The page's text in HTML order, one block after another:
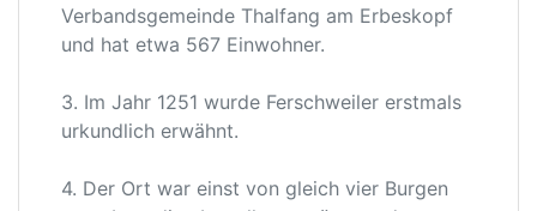
Verbandsgemeinde Thalfang am Erbeskopf
und hat etwa 567 Einwohner.
3. Im Jahr 1251 wurde Ferschweiler erstmals
urkundlich erwähnt.
4. Der Ort war einst von gleich vier Burgen